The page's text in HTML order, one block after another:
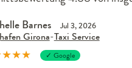
Barnes Jul 3, 2026
Girona-Taxi Service
★★★ ✓ Google